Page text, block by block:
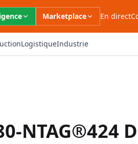
Marketplace En direct
LogistiqueIndustrie
NTAG®424